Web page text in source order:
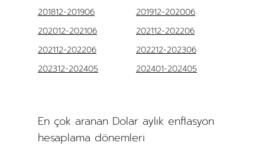
201812-201906
201912-202006
202012-202106
202112-202206
202112-202206
202212-202306
202312-202405
202401-202405
En çok aranan Dolar aylık enflasyon
hesaplama dönemleri